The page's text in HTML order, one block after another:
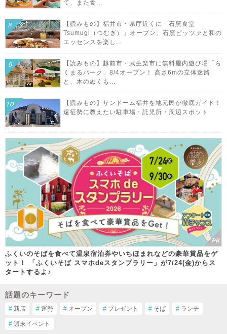
て、また食...
【読みもの】福井市・県庁近くに「石窯食堂
Tsumugi（つむぎ）」オープン。石窯ピッツァと和の
エッセンスを楽し...
【読みもの】越前市・武生楽市に無料屋内遊び場「ら
くまるパーク」8/4オープン！ 高さ6mの立体迷路
と、木のぬくも...
【読みもの】サンドーム福井を地元民が徹底ガイド！
遠征勢に教えたい駐車場・託児所・周辺スポット
ふくいのそばを食べて温泉宿泊券やいちほまれなどの豪華賞品をゲ
ット！ 「ふくいそば スマホdeスタンプラリー」が7/24(金)からス
タートするよ♪
話題のキーワード
# 新店 # 運勢 # オープン # プレゼント # そば # ランチ
# 週末イベント